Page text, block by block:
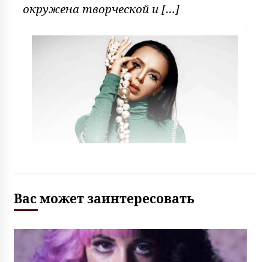
окружена творческой и […]
Вас может заинтересовать